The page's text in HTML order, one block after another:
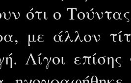
ότι ο
με άλλον
Λίγοι